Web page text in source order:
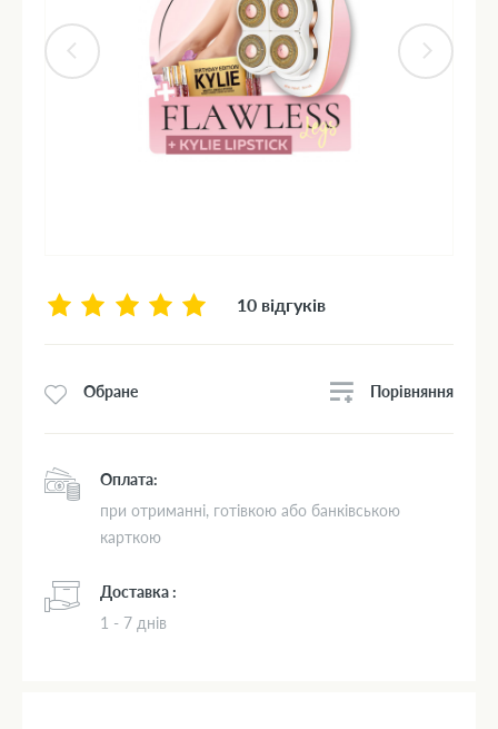
10 відгуків
Обране Порівняння
Оплата:
при отриманні, готівкою або банківською
карткою
Доставка :
1 - 7 днів